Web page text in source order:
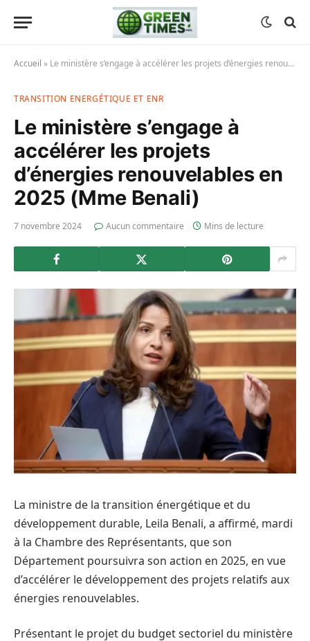
Accueil » Le ministère s’engage à accélérer les projets d’énergies renouvelables en 2025 (Mme Benali)
TRANSITION ENERGÉTIQUE ET ENR
Le ministère s’engage à
accélérer les projets
d’énergies renouvelables en
2025 (Mme Benali)
7 novembre 2024 Aucun commentaire Mins de lecture
La ministre de la transition énergétique et du
développement durable, Leila Benali, a affirmé, mardi
à la Chambre des Représentants, que son
Département poursuivra son action en 2025, en vue
d’accélérer le développement des projets relatifs aux
énergies renouvelables.
Présentant le projet du budget sectoriel du ministère